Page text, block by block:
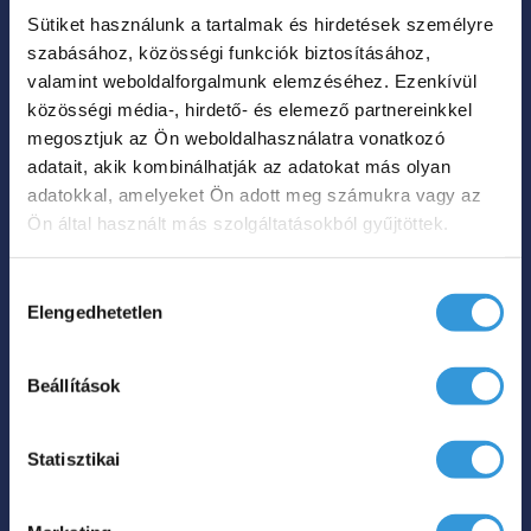
Sütiket használunk a tartalmak és hirdetések személyre
szabásához, közösségi funkciók biztosításához,
valamint weboldalforgalmunk elemzéséhez. Ezenkívül
közösségi média-, hirdető- és elemező partnereinkkel
megosztjuk az Ön weboldalhasználatra vonatkozó
adatait, akik kombinálhatják az adatokat más olyan
adatokkal, amelyeket Ön adott meg számukra vagy az
Ön által használt más szolgáltatásokból gyűjtöttek.
kiválasztása
Elengedhetetlen
Beállítások
Statisztikai
Acryl Prestige 170
cm-es szabadon
álló kádat?
Ideális méret és
kényelem
A 170 cm-es szabadon álló kád az egyik
méret. Ez a
hossz kellően tágas kialakítású bármilyen
cm-es szélességben választhatja.